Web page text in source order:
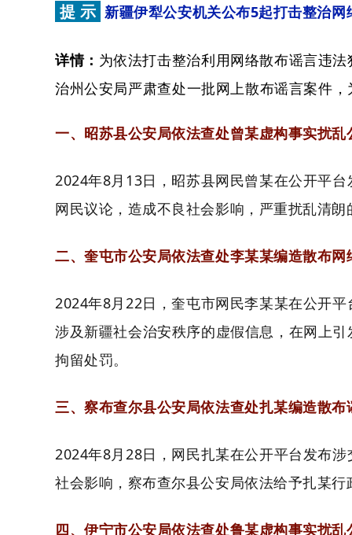
提 示 新疆伊犁公安机关公布5起打击整治网
详情： 为依法打击整治利用网络散布谣言违
治州公安局严肃查处一批网上散布谣言案件
一、昭苏县公安局依法查处曾某虚构事实扰乱
2024年8月13日，昭苏县网民曾某在公开平
网民议论，造成不良社会影响，严重扰乱清
二、奎屯市公安局依法查处李某某编造散布网
2024年8月22日，奎屯市网民李某某在公开
涉及新疆社会治安秩序的虚假信息，在网上
拘留处罚。
三、察布查尔县公安局依法查处扎某编造散布
2024年8月28日，网民扎某在公开平台发布
社会影响，察布查尔县公安局依法给予扎某行
四、伊宁市公安局依法查处鲁某虚构事实扰乱